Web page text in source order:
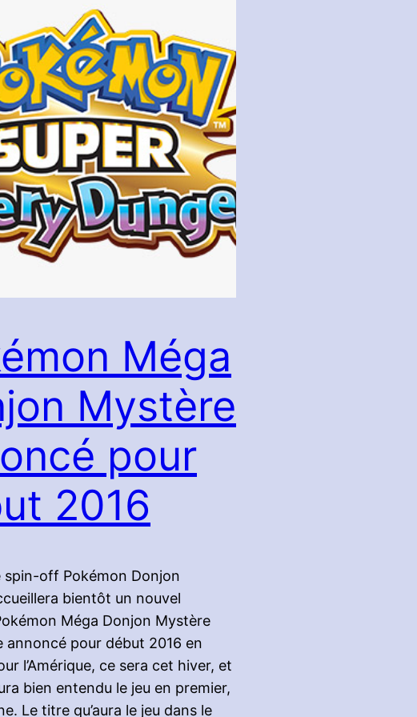
Méga
Mystère
pour
2016
spin-off Pokémon Donjon
bientôt un nouvel
Méga Donjon Mystère
annoncé pour début 2016 en
l’Amérique, ce sera cet hiver, et
bien entendu le jeu en premier,
Le titre qu’aura le jeu dans le